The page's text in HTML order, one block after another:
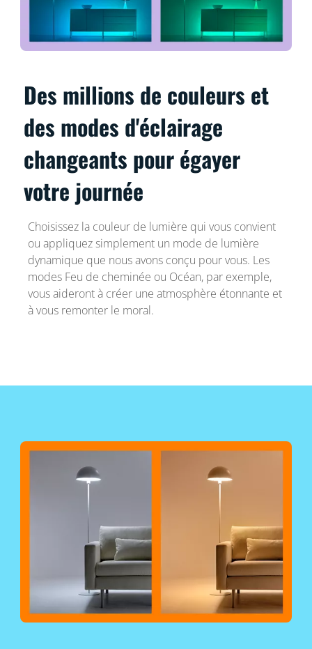
Des millions de couleurs et
des modes d'éclairage
changeants pour égayer
votre journée
Choisissez la couleur de lumière qui vous convient
ou appliquez simplement un mode de lumière
dynamique que nous avons conçu pour vous. Les
modes Feu de cheminée ou Océan, par exemple,
vous aideront à créer une atmosphère étonnante et
à vous remonter le moral.